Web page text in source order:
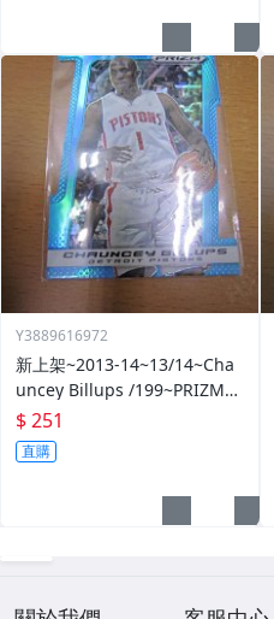
Y3889616972
新上架~2013-14~13/14~Cha
uncey Billups /199~PRIZM~S
ILVER~藍亮~限量/199~10601
14-1
$ 251
直購